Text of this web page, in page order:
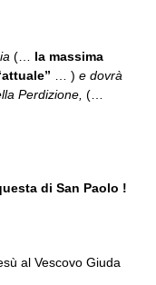
(… la massima
… ) e dovrà
Perdizione, (…
di San Paolo !
al Vescovo Giuda